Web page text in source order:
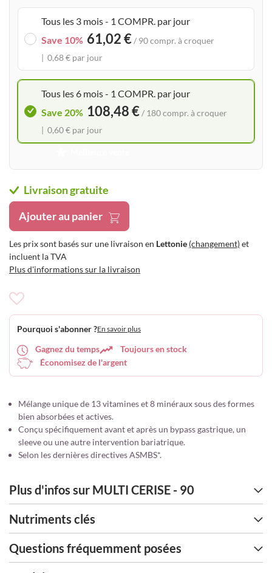
beginning
gallery
Mélange unique de 13 vitamines et 8 minéraux sous des formes
bien absorbées et actives.
Conçu spécifiquement avant et après un bypass gastrique, un
sleeve ou une autre intervention bariatrique.
Selon les dernières directives ASMBS*.
Pourquoi s'abonner ?En savoir plus
Gagnez du temps
Toujours en stock
Économisez de l'argent
Tous les 3 mois - 1 COMPR. par jour
0,68 € par jour
61,02 €/ 90 compr. à croquer
Save 10%
Tous les 6 mois - 1 COMPR. par jour
0,60 € par jour
108,48 €/ 180 compr. à croquer
Save 20%
Livraison gratuite
Les prix sont basés sur une livraison en Lettonie (changement)et
incluent la TVA
Plus d'informations sur la livraison
Ajouter au panier
à
d’envie
Plus d'infos sur MULTI CERISE - 90
Nutriments clés
Questions fréquemment posées